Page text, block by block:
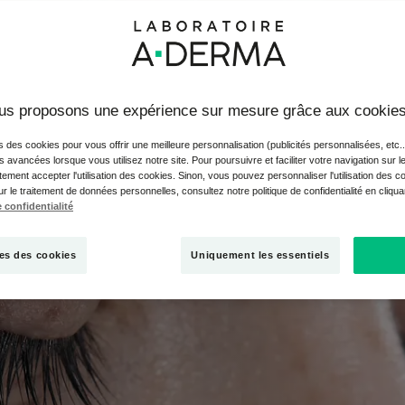
: aucune alimentation anti-acné ou bonne pour l’acné
de qualité et d’équilibre des aliments dans l’assiette !
est un facteur important pouvant influer sur l’acné,
plus direct.
faire pour choisir des aliments anti-acné de qualité et
du corps. Des changements d’habitude peuvent aider.
à suivre une alimentation anti-acné spécifique. Il est
et qui répond à vos besoins.
proposons une expérience sur mesure grâce aux cookies
des cookies pour vous offrir une meilleure personnalisation (publicités personnalisées,
avancées lorsque vous utilisez notre site. Pour poursuivre et faciliter votre navigation sur
accepter l'utilisation des cookies. Sinon, vous pouvez personnaliser l'utilisation des
le traitement de données personnelles, consultez notre politique de confidentialité en
confidentialité
des cookies Uniquement les essentiels